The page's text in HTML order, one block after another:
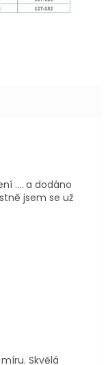
hvězdiček.
.... a dodáno
jsem se už
hvězdiček.
hvězdiček.
Skvělá